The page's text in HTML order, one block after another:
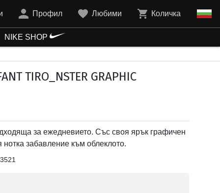
Профил Любими Количка
NIKE SHOP
TIRO_NSTER GRAPHIC
за ежедневието. Със своя ярък графичен
нотка забавление към облеклото.